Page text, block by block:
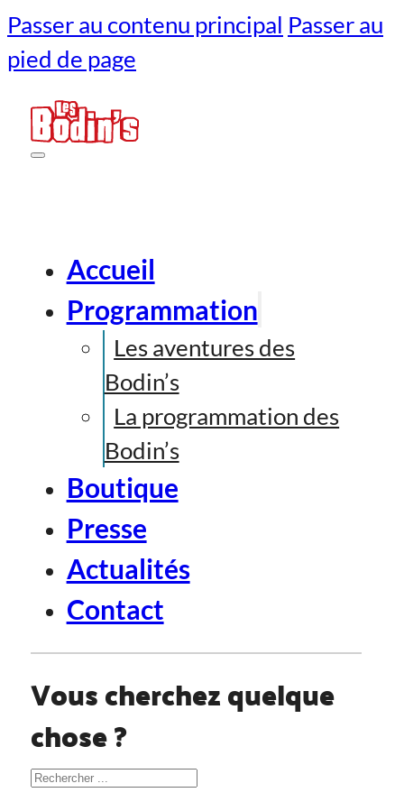
Passer au contenu principal Passer au
pied de page
Accueil
Programmation
Les aventures des
Bodin’s
La programmation des
Bodin’s
Boutique
Presse
Actualités
Contact
Vous cherchez quelque
chose ?
Rechercher